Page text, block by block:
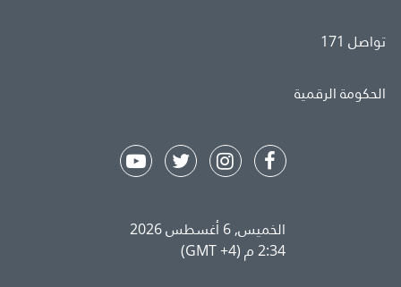
تواصل 171
الحكومة الرقمية
الخميس, 6 أغسطس 2026
2:34 م (GMT +4)